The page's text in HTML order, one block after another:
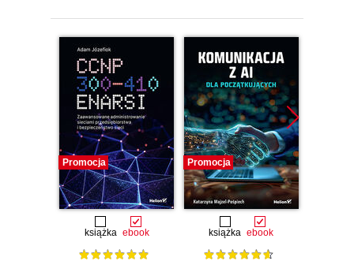
Promocja
książka ebook
Promocja
książka ebook